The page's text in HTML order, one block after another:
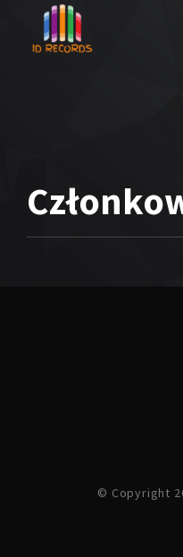
© Copyright